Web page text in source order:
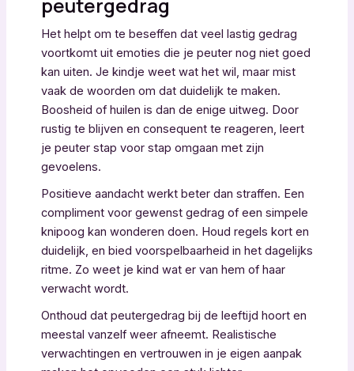
Het helpt om te beseffen dat veel lastig gedrag
voortkomt uit emoties die je peuter nog niet goed
kan uiten. Je kindje weet wat het wil, maar mist
vaak de woorden om dat duidelijk te maken.
Boosheid of huilen is dan de enige uitweg. Door
rustig te blijven en consequent te reageren, leert
je peuter stap voor stap omgaan met zijn
gevoelens.
Positieve aandacht werkt beter dan straffen. Een
compliment voor gewenst gedrag of een simpele
knipoog kan wonderen doen. Houd regels kort en
duidelijk, en bied voorspelbaarheid in het dagelijks
ritme. Zo weet je kind wat er van hem of haar
verwacht wordt.
Onthoud dat peutergedrag bij de leeftijd hoort en
meestal vanzelf weer afneemt. Realistische
verwachtingen en vertrouwen in je eigen aanpak